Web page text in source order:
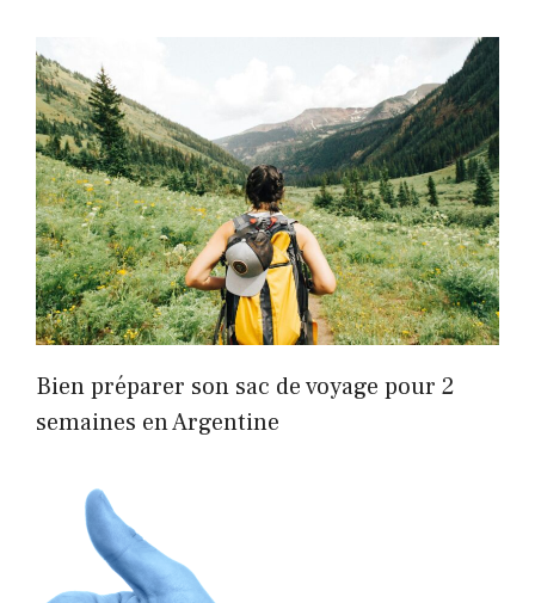
Bien préparer son sac de voyage pour 2
semaines en Argentine